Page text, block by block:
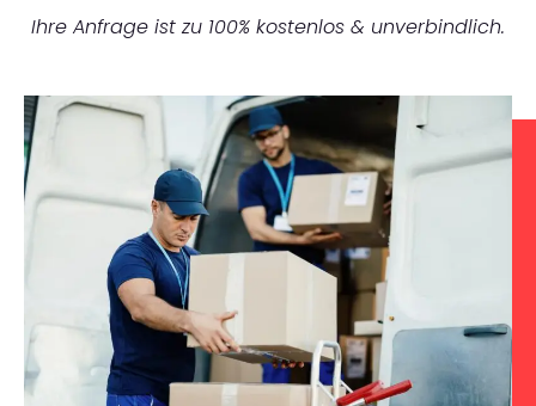
Ihre Anfrage ist zu 100% kostenlos & unverbindlich.